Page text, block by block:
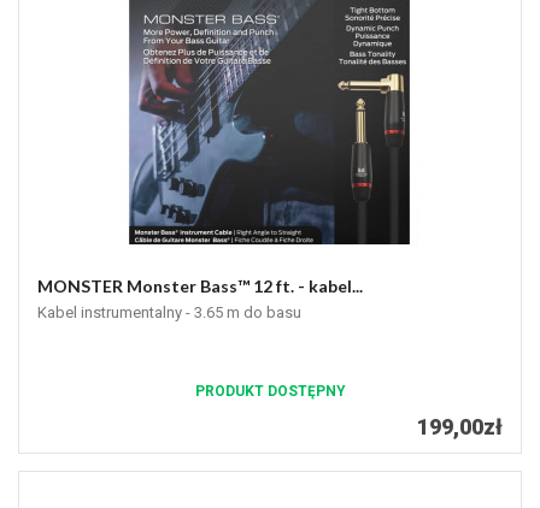
MONSTER Monster Bass™ 12 ft. - kabel...
Kabel instrumentalny - 3.65 m do basu
PRODUKT DOSTĘPNY
199,00zł